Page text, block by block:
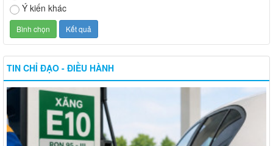
Ý kiến khác
TIN CHỈ ĐẠO - ĐIỀU HÀNH